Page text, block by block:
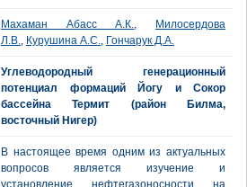
Махаман Абасс А.К.,
Милосердова
Л.В., Курушина А.С., Гончарук Д.А.
Углеводородный генерационный
потенциал формаций Йогу и Сокор
бассейна Термит (район Билма,
восточный Нигер)
В настоящее время одним из актуальных
вопросов является изучение и
установление нефтегазоносности на